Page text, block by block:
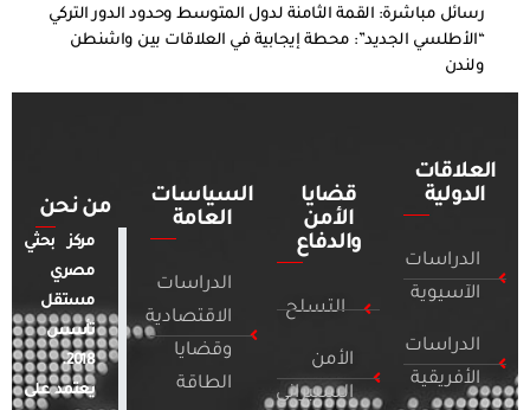
رسائل مباشرة: القمة الثامنة لدول المتوسط وحدود الدور التركي
“الأطلسي الجديد”: محطة إيجابية في العلاقات بين واشنطن
ولندن
العلاقات
الدولية
الدراسات
الآسيوية
الدراسات
الأفريقية
قضايا
الأمن
والدفاع
التسلح
الأمن
السيبراني
السياسات
العامة
الدراسات
الاقتصادية
وقضايا
الطاقة
من نحن
مركز بحثي
مصري
مستقل
تأسس
2018.
يعتمد على